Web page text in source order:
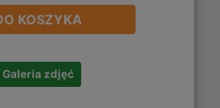
KOSZYKA
Galeria zdjęć